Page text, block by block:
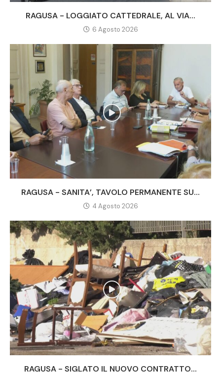
RAGUSA - LOGGIATO CATTEDRALE, AL VIA...
6 Agosto 2026
RAGUSA - SANITA’, TAVOLO PERMANENTE SU...
4 Agosto 2026
RAGUSA - SIGLATO IL NUOVO CONTRATTO...